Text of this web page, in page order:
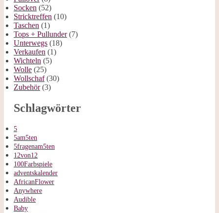
Socken (52)
Stricktreffen (10)
Taschen (1)
Tops + Pullunder(7)
Unterwegs (18)
Verkaufen (1)
Wichteln (5)
Wolle (25)
Wollschaf(30)
Zubehör(3)
Schlagwörter
5
5am5ten
5fragenam5ten
12von12
100Farbspiele
adventskalender
AfricanFlower
Anywhere
Audible
Baby